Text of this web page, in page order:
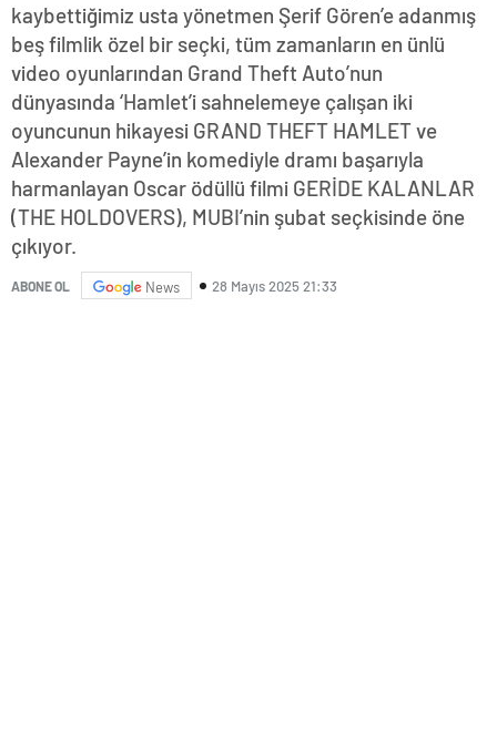
kaybettiğimiz usta yönetmen Şerif Gören’e adanmış
beş filmlik özel bir seçki, tüm zamanların en ünlü
video oyunlarından Grand Theft Auto’nun
dünyasında ‘Hamlet’i sahnelemeye çalışan iki
oyuncunun hikayesi GRAND THEFT HAMLET ve
Alexander Payne’in komediyle dramı başarıyla
harmanlayan Oscar ödüllü filmi GERİDE KALANLAR
(THE HOLDOVERS), MUBI’nin şubat seçkisinde öne
çıkıyor.
ABONE OL News 28 Mayıs 2025 21:33